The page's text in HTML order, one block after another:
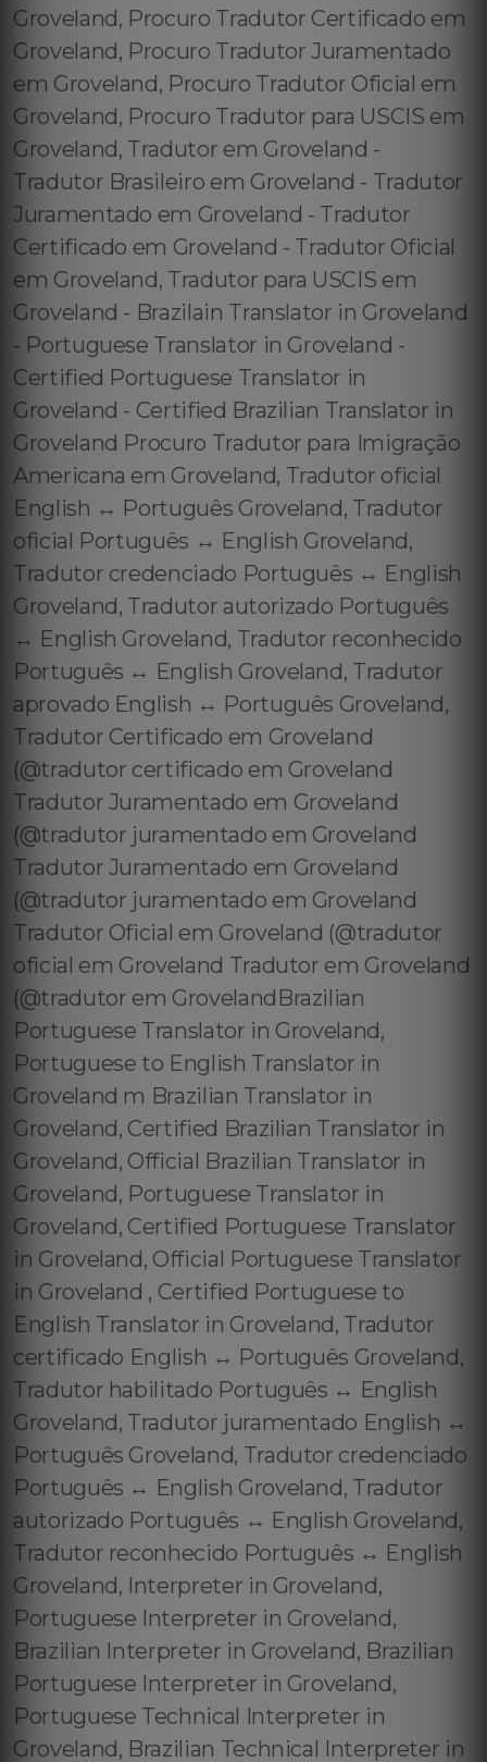
Groveland, Procuro Tradutor Certificado em
Groveland, Procuro Tradutor Juramentado
em Groveland, Procuro Tradutor Oficial em
Groveland, Procuro Tradutor para USCIS em
Groveland, Tradutor em Groveland -
Tradutor Brasileiro em Groveland - Tradutor
Juramentado em Groveland - Tradutor
Certificado em Groveland - Tradutor Oficial
em Groveland, Tradutor para USCIS em
Groveland - Brazilain Translator in Groveland
- Portuguese Translator in Groveland -
Certified Portuguese Translator in
Groveland - Certified Brazilian Translator in
Groveland Procuro Tradutor para Imigração
Americana em Groveland, Tradutor oficial
English ↔️ Português Groveland, Tradutor
oficial Português ↔️ English Groveland,
Tradutor credenciado Português ↔️ English
Groveland, Tradutor autorizado Português
↔️ English Groveland, Tradutor reconhecido
Português ↔️ English Groveland, Tradutor
aprovado English ↔️ Português Groveland,
Tradutor Certificado em Groveland
(@tradutor certificado em Groveland
Tradutor Juramentado em Groveland
(@tradutor juramentado em Groveland
Tradutor Juramentado em Groveland
(@tradutor juramentado em Groveland
Tradutor Oficial em Groveland (@tradutor
oficial em Groveland Tradutor em Groveland
(@tradutor em GrovelandBrazilian
Portuguese Translator in Groveland,
Portuguese to English Translator in
Groveland m Brazilian Translator in
Groveland, Certified Brazilian Translator in
Groveland, Official Brazilian Translator in
Groveland, Portuguese Translator in
Groveland, Certified Portuguese Translator
in Groveland, Official Portuguese Translator
in Groveland , Certified Portuguese to
English Translator in Groveland, Tradutor
certificado English ↔️ Português Groveland,
Tradutor habilitado Português ↔️ English
Groveland, Tradutor juramentado English ↔️
Português Groveland, Tradutor credenciado
Português ↔️ English Groveland, Tradutor
autorizado Português ↔️ English Groveland,
Tradutor reconhecido Português ↔️ English
Groveland, Interpreter in Groveland,
Portuguese Interpreter in Groveland,
Brazilian Interpreter in Groveland, Brazilian
Portuguese Interpreter in Groveland,
Portuguese Technical Interpreter in
Groveland, Brazilian Technical Interpreter in